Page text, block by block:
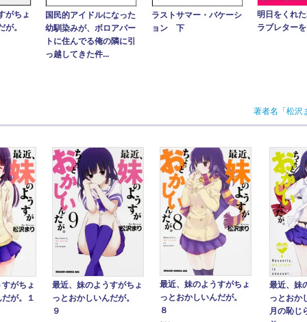
がちょ
が。
国民的アイドルになった
幼馴染みが、ボロアパー
トに住んでる俺の隣に引
っ越してきた件...
ラストサマー・バケーシ
ョン 下
明日をくれ
ラブレターを
著者名「松沢
がちょ
が。１
最近、妹のようすがちょ
っとおかしいんだが。
９
最近、妹のようすがちょ
っとおかしいんだが。
８
最近、妹
っとおか
月の恥じ